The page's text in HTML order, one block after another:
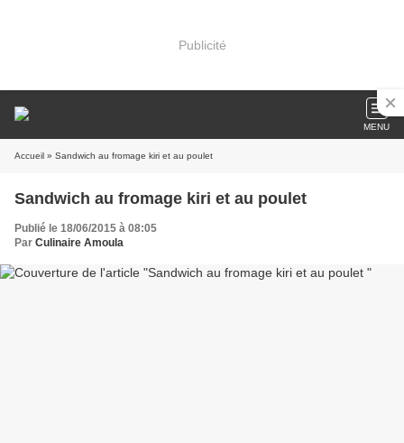
Publicité
MENU
Accueil » Sandwich au fromage kiri et au poulet
Sandwich au fromage kiri et au poulet
Publié le 18/06/2015 à 08:05
Par Culinaire Amoula